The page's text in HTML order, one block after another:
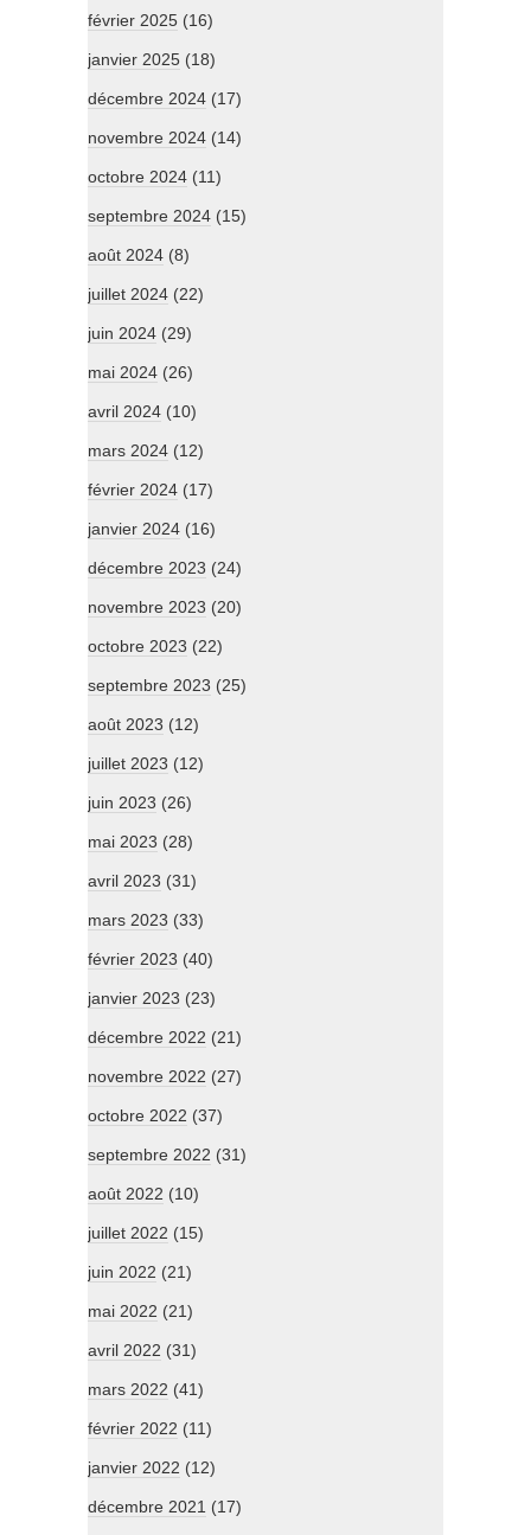
février 2025 (16)
janvier 2025 (18)
décembre 2024 (17)
novembre 2024 (14)
octobre 2024 (11)
septembre 2024 (15)
août 2024 (8)
juillet 2024 (22)
juin 2024 (29)
mai 2024 (26)
avril 2024 (10)
mars 2024 (12)
février 2024 (17)
janvier 2024 (16)
décembre 2023 (24)
novembre 2023 (20)
octobre 2023 (22)
septembre 2023 (25)
août 2023 (12)
juillet 2023 (12)
juin 2023 (26)
mai 2023 (28)
avril 2023 (31)
mars 2023 (33)
février 2023 (40)
janvier 2023 (23)
décembre 2022 (21)
novembre 2022 (27)
octobre 2022 (37)
septembre 2022 (31)
août 2022 (10)
juillet 2022 (15)
juin 2022 (21)
mai 2022 (21)
avril 2022 (31)
mars 2022 (41)
février 2022 (11)
janvier 2022 (12)
décembre 2021 (17)